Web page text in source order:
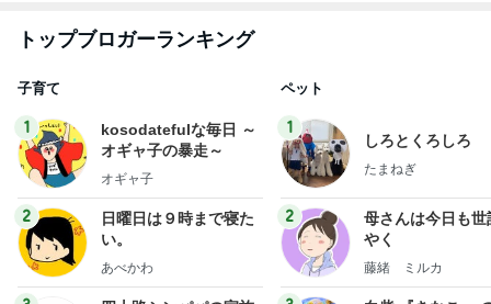
トップブロガーランキング
子育て
1
kosodatefulな毎日 ～
オギャ子の暴走～
オギャ子
2
日曜日は９時まで寝た
い。
あべかわ
ペット
1
しろとくろしろ
たまねぎ
2
母さんは今日も世
やく
藤緒 ミルカ